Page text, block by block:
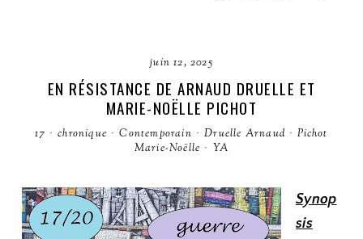
juin 12, 2025
EN RÉSISTANCE DE ARNAUD DRUELLE ET
MARIE-NOËLLE PICHOT
17 · chronique · Contemporain · Druelle Arnaud · Pichot
Marie-Noëlle · YA
Synop
sis